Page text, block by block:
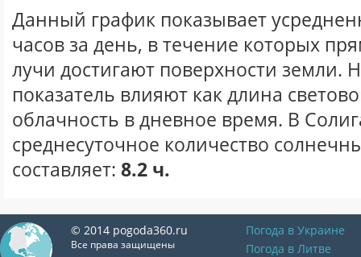
Данный график показывает
часов за день, в течение которых
лучи достигают поверхности земли.
показатель влияют как длина
облачность в дневное время. В
среднесуточное количество
составляет: 8.2 ч.
© 2014 pogoda360.ru
Все права защищены
Погода в Украине
Погода в Литве